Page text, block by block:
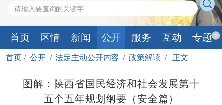
首页 区情 新闻 公开 服务 互动 专题
首页 / 公开 / 法定主动公开内容 / 政策解读 / 正文
图解：陕西省国民经济和社会发展第十
五个五年规划纲要（安全篇）